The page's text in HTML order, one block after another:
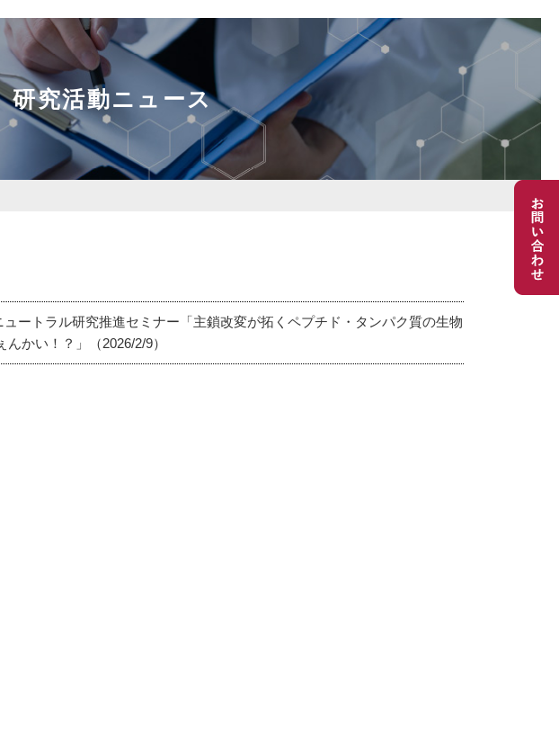
研究活動ニュース
ュートラル研究推進セミナー「主鎖改変が拓くペプチド・タンパク質の生物
かい！？」（2026/2/9）